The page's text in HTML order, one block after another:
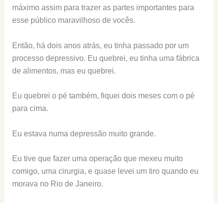
máximo assim para trazer as partes importantes para
esse público maravilhoso de vocês.
Então, há dois anos atrás, eu tinha passado por um
processo depressivo. Eu quebrei, eu tinha uma fábrica
de alimentos, mas eu quebrei.
Eu quebrei o pé também, fiquei dois meses com o pé
para cima.
Eu estava numa depressão muito grande.
Eu tive que fazer uma operação que mexeu muito
comigo, uma cirurgia, e quase levei um tiro quando eu
morava no Rio de Janeiro.